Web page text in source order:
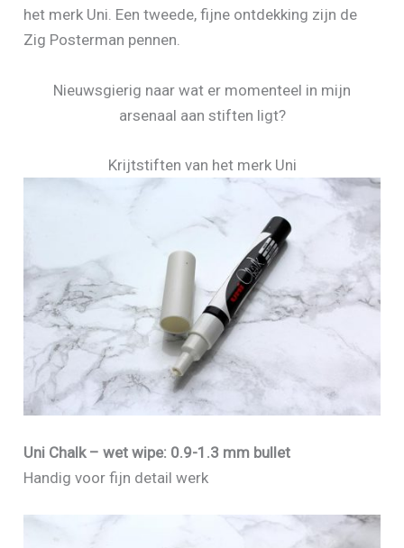
het merk Uni. Een tweede, fijne ontdekking zijn de
Zig Posterman pennen.
Nieuwsgierig naar wat er momenteel in mijn
arsenaal aan stiften ligt?
Krijtstiften van het merk Uni
Uni Chalk – wet wipe: 0.9-1.3 mm bullet
Handig voor fijn detail werk